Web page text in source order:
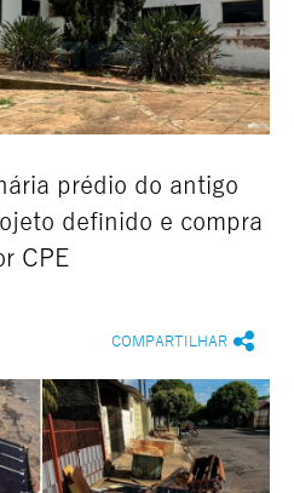
prédio do antigo
definido e compra
CPE
COMPARTILHAR